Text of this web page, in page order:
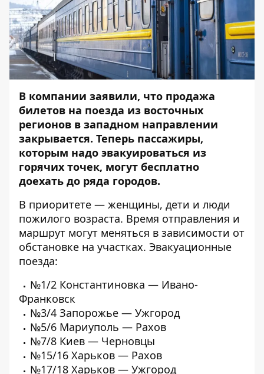
В компании заявили, что продажа
билетов на поезда из восточных
регионов в западном направлении
закрывается. Теперь пассажиры,
которым надо эвакуироваться из
горячих точек, могут бесплатно
доехать до ряда городов.
В приоритете — женщины, дети и люди
пожилого возраста. Время отправления и
маршрут могут меняться в зависимости от
обстановке на участках. Эвакуационные
поезда:
№1/2 Константиновка — Ивано-
Франковск
№3/4 Запорожье — Ужгород
№5/6 Мариуполь — Рахов
№7/8 Киев — Черновцы
№15/16 Харьков — Рахов
№17/18 Харьков — Ужгород